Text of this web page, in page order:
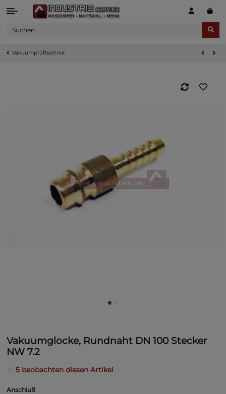
Vakuumprüftechnik
Vakuumglocke, Rundnaht DN 100 Stecker
NW 7.2
5 beobachten diesen Artikel
Anschluß